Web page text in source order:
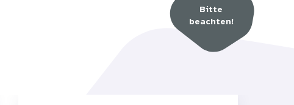
Bitte
beachten!